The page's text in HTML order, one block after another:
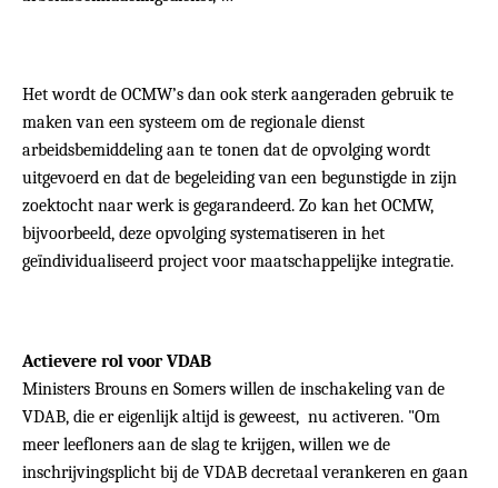
Het wordt de OCMW’s dan ook sterk aangeraden gebruik te
maken van een systeem om de regionale dienst
arbeidsbemiddeling aan te tonen dat de opvolging wordt
uitgevoerd en dat de begeleiding van een begunstigde in zijn
zoektocht naar werk is gegarandeerd. Zo kan het OCMW,
bijvoorbeeld, deze opvolging systematiseren in het
geïndividualiseerd project voor maatschappelijke integratie.
Actievere rol voor VDAB
Ministers Brouns en Somers willen de inschakeling van de
VDAB, die er eigenlijk altijd is geweest, nu activeren. "Om
meer leefloners aan de slag te krijgen, willen we de
inschrijvingsplicht bij de VDAB decretaal verankeren en gaan